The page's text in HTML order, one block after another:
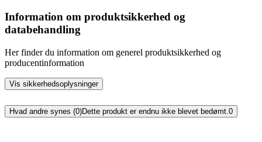
Information om produktsikkerhed og
databehandling
Her finder du information om generel produktsikkerhed og
producentinformation
Vis sikkerhedsoplysninger
Hvad andre synes (0)Dette produkt er endnu ikke blevet bedømt.0